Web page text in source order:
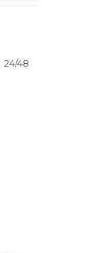
24/48